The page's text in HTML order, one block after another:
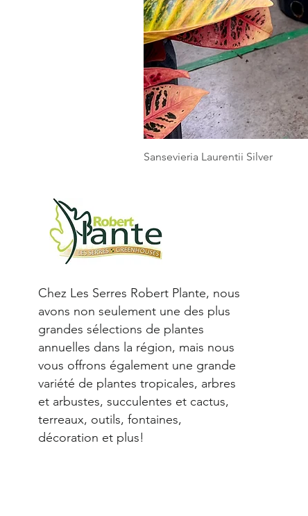
Sansevieria Laurentii Silver
Chez Les Serres Robert Plante, nous
avons non seulement une des plus
grandes sélections de plantes
annuelles dans la région, mais nous
vous offrons également une grande
variété de plantes tropicales, arbres
et arbustes, succulentes et cactus,
terreaux, outils, fontaines,
décoration et plus!